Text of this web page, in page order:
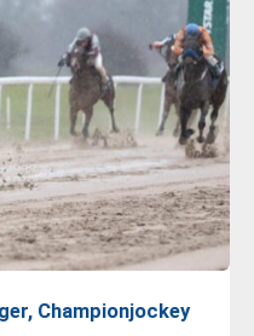
Championjockey